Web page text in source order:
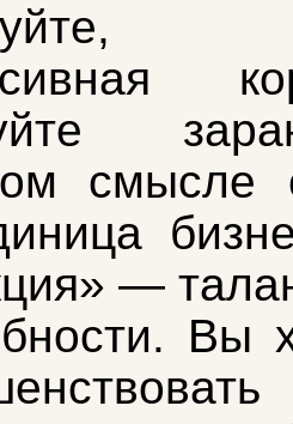
смысле
—
Вы